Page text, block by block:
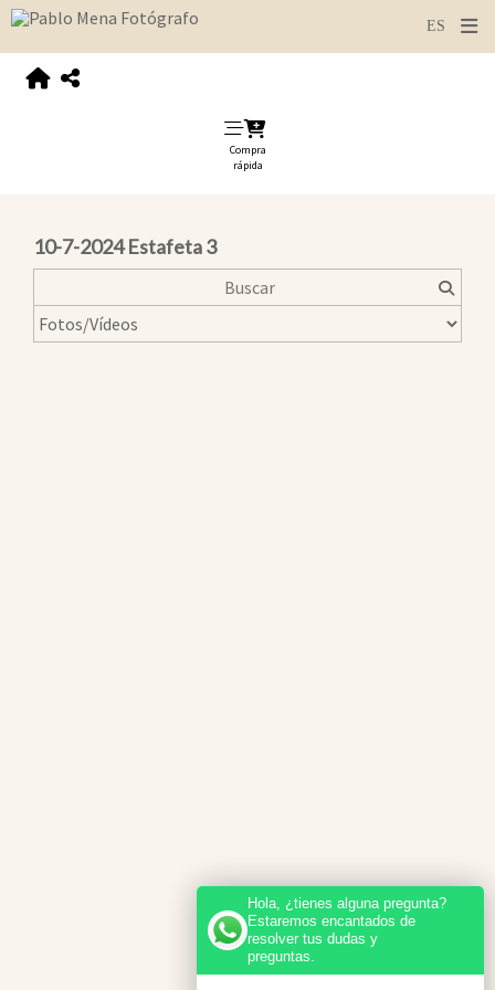
Compra
rápida
10-7-2024 Estafeta 3
Hola, ¿tienes alguna pregunta?
Estaremos encantados de
resolver tus dudas y
preguntas.